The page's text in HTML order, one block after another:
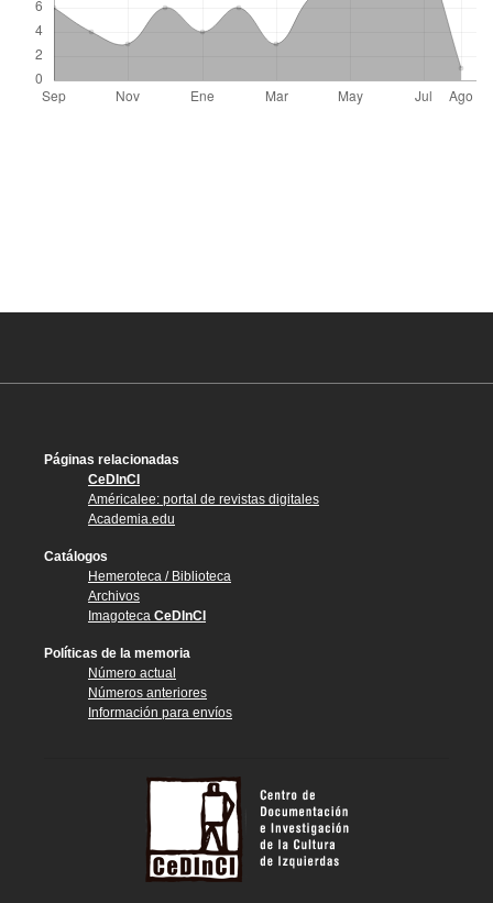
Páginas relacionadas
CeDInCI
Américalee: portal de revistas digitales
Academia.edu
Catálogos
Hemeroteca / Biblioteca
Archivos
Imagoteca CeDInCI
Políticas de la memoria
Número actual
Números anteriores
Información para envíos